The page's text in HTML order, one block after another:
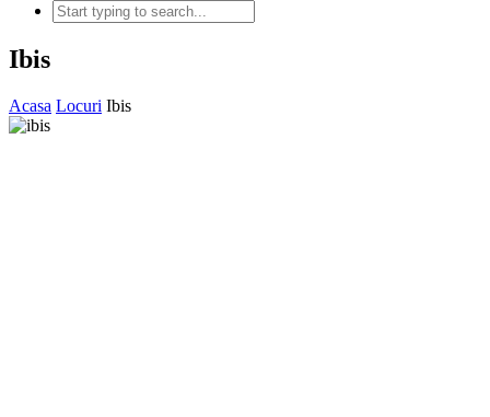
Ibis
Acasa Locuri Ibis